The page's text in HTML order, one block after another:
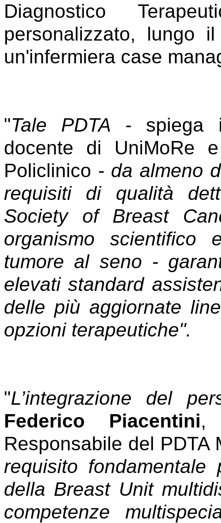
Diagnostico
personalizzato, lungo
un'infermiera case
"Tale PDTA -
docente di UniMoRe
Policlinico - da almeno
requisiti di qualità
Society of Breast
organismo
tumore al seno -
elevati standard
delle più aggiornate
opzioni terapeutiche".
"L’integrazione del
Federico Piacentini,
Responsabile del
requisito
della Breast Unit
competenze